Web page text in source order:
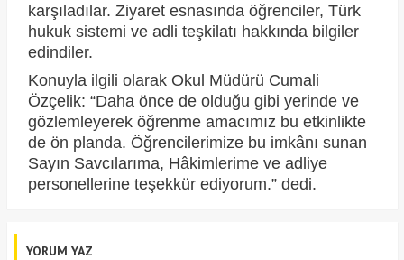
karşıladılar. Ziyaret esnasında öğrenciler, Türk
hukuk sistemi ve adli teşkilatı hakkında bilgiler
edindiler.
Konuyla ilgili olarak Okul Müdürü Cumali
Özçelik: “Daha önce de olduğu gibi yerinde ve
gözlemleyerek öğrenme amacımız bu etkinlikte
de ön planda. Öğrencilerimize bu imkânı sunan
Sayın Savcılarıma, Hâkimlerime ve adliye
personellerine teşekkür ediyorum.” dedi.
YORUM YAZ